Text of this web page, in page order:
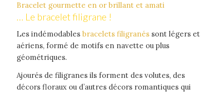
Bracelet gourmette en or brillant et amati
… Le bracelet filigrane !
Les indémodables bracelets filigranéssont légers et
aériens, formé de motifs en navette ou plus
géométriques.
Ajourés de filigranes ils forment des volutes, des
décors floraux ou d’autres décors romantiques qui